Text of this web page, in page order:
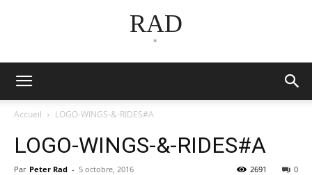
RAD
*
Accueil LOGO-WINGS-&-RIDES#A
LOGO-WINGS-&-RIDES#A
Par Peter Rad - 5 octobre, 2016 0
2691